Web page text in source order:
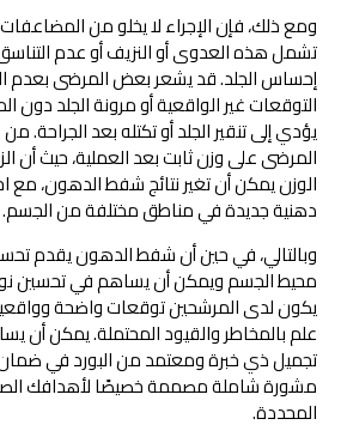
ومع ذلك، فإن الإجراء لا يخلو من
تشمل هذه العدوى أو النزيف أو عدم
إحساس الجلد. قد يشعر بعض المرضى بعدم
التوقعات غير الواقعية أو مرونة الجلد دون
يؤدي إلى تنقير الجلد أو تكتله بعد الجراحة.
المرضى على وزن ثابت بعد العملية، حيث أن
الوزن يمكن أن تغير نتائج شفط الدهون،
دهنية جديدة في مناطق مختلفة من الجسم.
وبالتالي، في حين أن شفط الدهون يقدم
محيط الجسم ويمكن أن يساهم في تحسين
يكون لدى المرشحين توقعات واضحة
علم بالمخاطر والقيود المحتملة. يمكن أن
تجميل ذي خبرة ومعتمد من البورد في
مشورة شاملة مصممة خصيصًا لأهدافك
المحددة.